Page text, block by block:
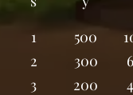
1
500
2
300
3
200